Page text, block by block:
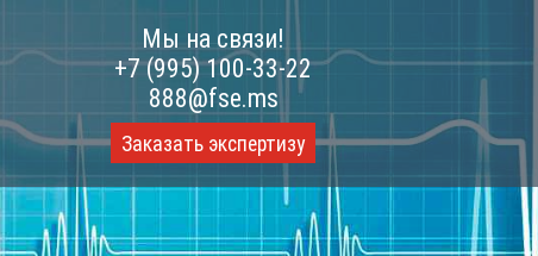
Мы на связи!
+7 (995) 100-33-22
888@fse.ms
Заказать экспертизу